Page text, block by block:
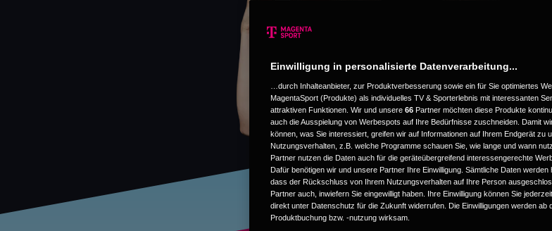
Einwilligung in personalisierte Datenverarbeitung...
…durch Inhalteanbieter, zur Produktverbesserung sowie ein für Sie optimiertes
MagentaSport (Produkte) als individuelles TV & Sporterlebnis mit interessanten
attraktiven Funktionen. Wir und unsere 66 Partner möchten diese Produkte
auch die Ausspielung von Werbespots auf Ihre Bedürfnisse zuschneiden. Damit
können, was Sie interessiert, greifen wir auf Informationen auf Ihrem Endgerät zu
Nutzungsverhalten, z.B. welche Programme schauen Sie, wie lange und wann
Partner nutzen die Daten auch für die geräteübergreifend interessengerechte
Dafür benötigen wir und unsere Partner Ihre Einwilligung. Sämtliche Daten
dass der Rückschluss von Ihrem Nutzungsverhalten auf Ihre Person
Partner auch, inwiefern Sie eingewilligt haben. Ihre Einwilligung können Sie
direkt unter Datenschutz für die Zukunft widerrufen. Die Einwilligungen werden ab
Produktbuchung bzw. -nutzung wirksam.